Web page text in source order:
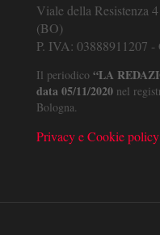
Viale della Resistenza
(BO)
P. IVA: 03888911207
Il periodico “LA
data 05/11/2020 nel
Bologna.
Privacy e Cookie policy